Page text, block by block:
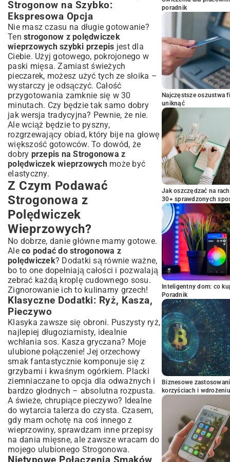
Strogonow na Szybko:
Ekspresowa Opcja
Nie masz czasu na długie gotowanie?
Ten strogonow z polędwiczek
wieprzowych szybki przepis jest dla
Ciebie. Użyj gotowego, pokrojonego w
paski mięsa. Zamiast świeżych
pieczarek, możesz użyć tych ze słoika –
wystarczy je odsączyć. Całość
przygotowania zamknie się w 30
minutach. Czy będzie tak samo dobry
jak wersja tradycyjna? Pewnie, że nie.
Ale wciąż będzie to pyszny,
rozgrzewający obiad, który bije na głowę
większość gotowców. To dowód, że
dobry przepis na Strogonowa z
polędwiczek wieprzowychmoże być
elastyczny.
Z Czym Podawać
Strogonowa z
Polędwiczek
Wieprzowych?
No dobrze, danie główne mamy gotowe.
Ale co podać do strogonowa z
polędwiczek? Dodatki są równie ważne,
bo to one dopełniają całości i pozwalają
zebrać każdą kroplę cudownego sosu.
Zignorowanie ich to kulinarny grzech!
Klasyczne Dodatki: Ryż, Kasza,
Pieczywo
Klasyka zawsze się obroni. Puszysty ryż,
najlepiej długoziarnisty, idealnie
wchłania sos. Kasza gryczana? Moje
ulubione połączenie! Jej orzechowy
smak fantastycznie komponuje się z
grzybami i kwaśnym ogórkiem. Placki
ziemniaczane to opcja dla odważnych i
bardzo głodnych – absolutna rozpusta.
A świeże, chrupiące pieczywo? Idealne
do wytarcia talerza do czysta. Czasem,
gdy mam ochotę na coś innego z
wieprzowiny, sprawdzam inne przepisy
na dania mięsne, ale zawsze wracam do
mojego ulubionego Strogonowa.
poradnik
Najczęstsze oszustwa
uniknąć
Jak oszczędzać na
30+ sprawdzonych
Inteligentny dom: co
Poradnik
Biznesowe
korzyściach i wdrożeniu